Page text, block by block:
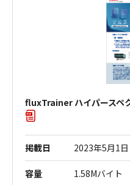
fluxTrainer ハイパースペ
掲載日 2023年5月1日
容量 1.58Mバイト